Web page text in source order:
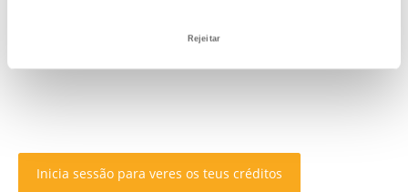
Rejeitar
Inicia sessão para veres os teus créditos